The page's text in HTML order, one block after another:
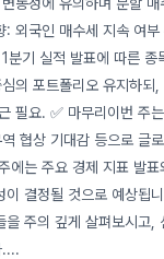
: 외국인 매수세 지속 여
분기 실적 발표에 따른 종
의 포트폴리오 유지하되
필요. ✅ 마무리이번 주
협상 기대감 등으로 글
에는 주요 경제 지표 발표
이 결정될 것으로 예상됩
을 주의 깊게 살펴보시고,
...